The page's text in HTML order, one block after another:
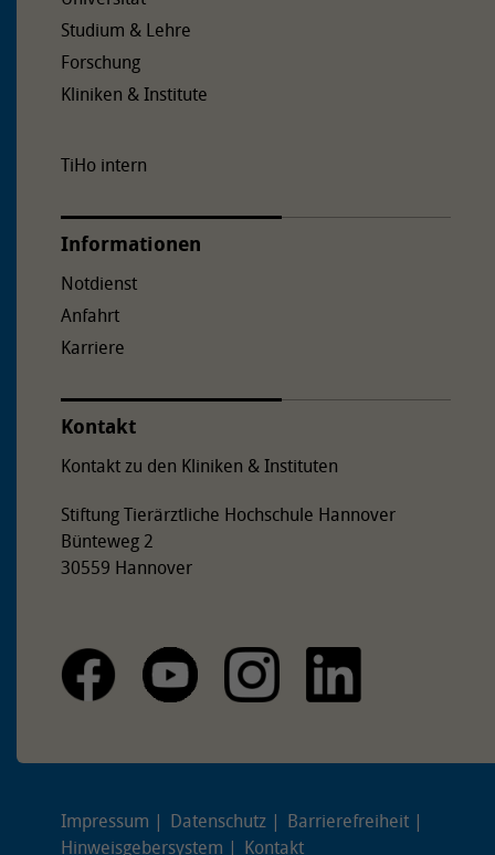
Studium & Lehre
Forschung
Kliniken & Institute
TiHo intern
Informationen
Notdienst
Anfahrt
Karriere
Kontakt
Kontakt zu den Kliniken & Instituten
Stiftung Tierärztliche Hochschule Hannover
Bünteweg 2
30559 Hannover
Impressum Datenschutz
Barrierefreiheit
Hinweisgebersystem
Kontakt